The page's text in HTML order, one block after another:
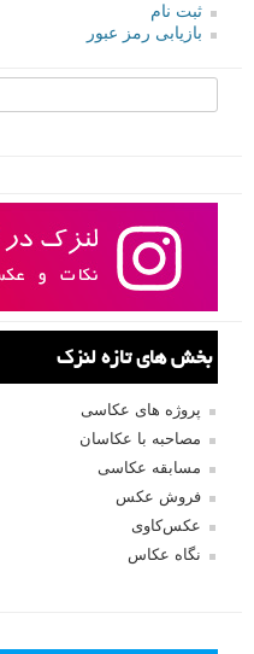
ثبت نام
بازیابی رمز عبور
بخش های تازه لنزک
پروژه های عکاسی
مصاحبه با عکاسان
مسابقه عکاسی
فروش عکس
عکس‌کاوی
نگاه عکاس